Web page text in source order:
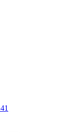
41